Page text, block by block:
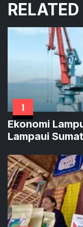
1
Ekonomi
Lampaui